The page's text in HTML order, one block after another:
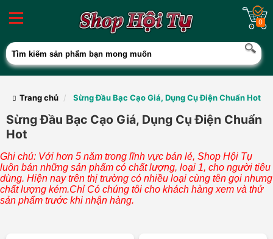
0
Trang chủ Sừng Đầu Bạc Cạo Giá, Dụng Cụ Điện Chuẩn Hot
Sừng Đầu Bạc Cạo Giá, Dụng Cụ Điện Chuẩn
Hot
Ghi chú: Với hơn 5 năm trong lĩnh vực bán lẻ, Shop Hội Tụ
luôn bán những sản phẩm có chất lượng, loại 1, cho người tiêu
dùng. Hiện nay trên thị trường có nhiều loại cùng tên gọi nhưng
chất lượng kém.Chỉ Có chúng tôi cho khách hàng xem và thử
sản phẩm trước khi nhận hàng.